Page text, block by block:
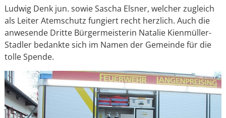
Ludwig Denk jun. sowie Sascha Elsner, welcher zugleich
als Leiter Atemschutz fungiert recht herzlich. Auch die
anwesende Dritte Bürgermeisterin Natalie Kienmüller-
Stadler bedankte sich im Namen der Gemeinde für die
tolle Spende.